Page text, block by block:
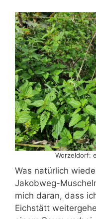
Worzeldorf:
Was natürlich
Jakobweg-
mich daran, dass
Eichstätt